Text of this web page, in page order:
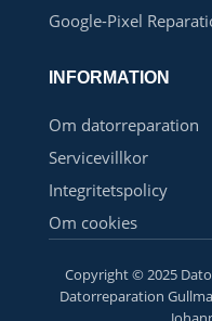
Google-Pixel
INFORMATION
Om datorreparation
Servicevillkor
Integritetspolicy
Om cookies
Copyright © 2025
Datorreparation